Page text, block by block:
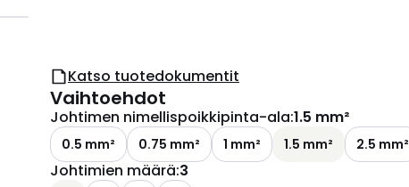
Katso tuotedokumentit
Vaihtoehdot
Johtimen nimellispoikkipinta-ala:1.5 mm²
0.5 mm² 0.75 mm² 1 mm² 1.5 mm² 2.5 mm²
Johtimien määrä:3